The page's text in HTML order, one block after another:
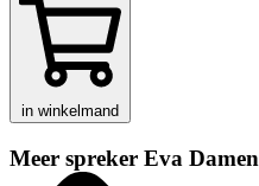
in winkelmand
Meer spreker Eva Damen